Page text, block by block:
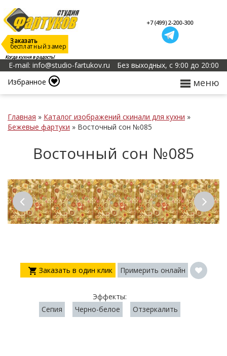
Когда кухня в радость!
Заказать
бесплатный замер
+7 (499) 2-200-300
E-mail: info@studio-fartukov.ru
Без выходных, с 9:00 до 20:00
Избранное
меню
Главная » Каталог изображений скинали для кухни »
Бежевые фартуки » Восточный сон №085
Восточный сон №085
Заказать в один клик Примерить онлайн
Эффекты:
Сепия
Черно-белое Отзеркалить